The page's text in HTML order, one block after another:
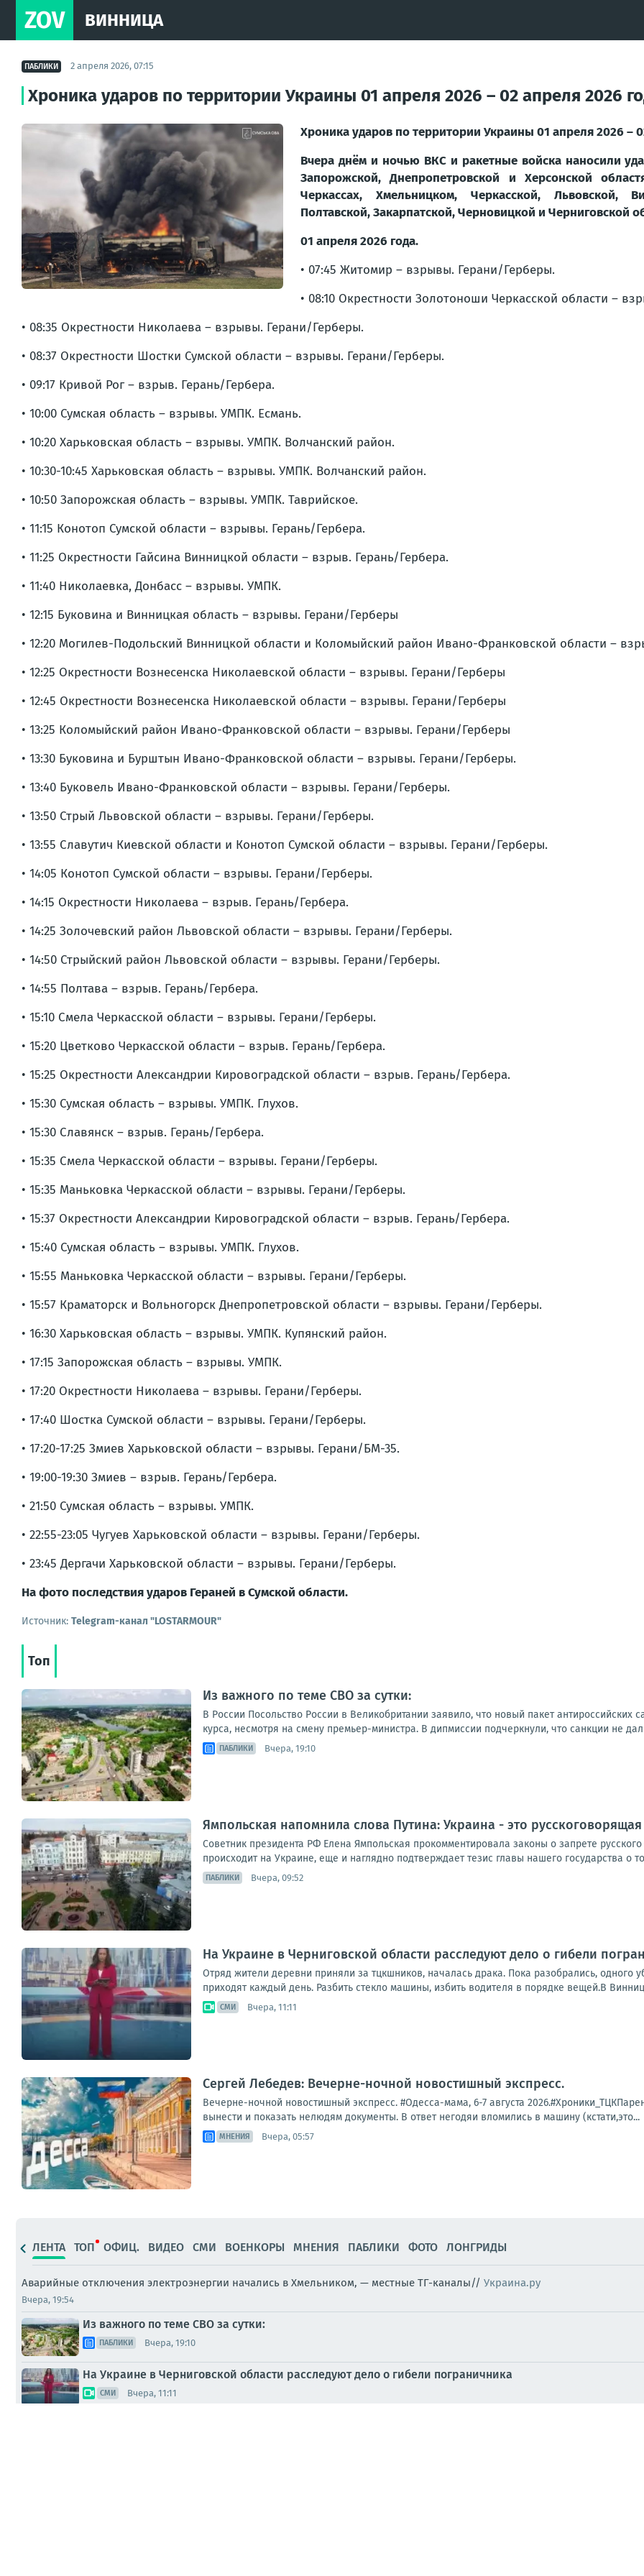
ZOV ВИННИЦА
ПАБЛИКИ 2 апреля 2026, 07:15
Хроника ударов по территории Украины 01 апреля 2026 – 02 апреля 2026
Хроника ударов по территории Украины 01 апреля 2026 –
Вчера днём и ночью ВКС и ракетные войска наносили
Запорожской, Днепропетровской и Херсонской
Черкассах, Хмельницком, Черкасской, Львовской,
Полтавской, Закарпатской, Черновицкой и Черниговской
01 апреля 2026 года.
• 07:45 Житомир – взрывы. Герани/Герберы.
• 08:10 Окрестности Золотоноши Черкасской области –
• 08:35 Окрестности Николаева – взрывы. Герани/Герберы.
• 08:37 Окрестности Шостки Сумской области – взрывы. Герани/Герберы.
• 09:17 Кривой Рог – взрыв. Герань/Гербера.
• 10:00 Сумская область – взрывы. УМПК. Есмань.
• 10:20 Харьковская область – взрывы. УМПК. Волчанский район.
• 10:30-10:45 Харьковская область – взрывы. УМПК. Волчанский район.
• 10:50 Запорожская область – взрывы. УМПК. Таврийское.
• 11:15 Конотоп Сумской области – взрывы. Герань/Гербера.
• 11:25 Окрестности Гайсина Винницкой области – взрыв. Герань/Гербера.
• 11:40 Николаевка, Донбасс – взрывы. УМПК.
• 12:15 Буковина и Винницкая область – взрывы. Герани/Герберы
• 12:20 Могилев-Подольский Винницкой области и Коломыйский район Ивано-Франковской области –
• 12:25 Окрестности Вознесенска Николаевской области – взрывы. Герани/Герберы
• 12:45 Окрестности Вознесенска Николаевской области – взрывы. Герани/Герберы
• 13:25 Коломыйский район Ивано-Франковской области – взрывы. Герани/Герберы
• 13:30 Буковина и Бурштын Ивано-Франковской области – взрывы. Герани/Герберы.
• 13:40 Буковель Ивано-Франковской области – взрывы. Герани/Герберы.
• 13:50 Стрый Львовской области – взрывы. Герани/Герберы.
• 13:55 Славутич Киевской области и Конотоп Сумской области – взрывы. Герани/Герберы.
• 14:05 Конотоп Сумской области – взрывы. Герани/Герберы.
• 14:15 Окрестности Николаева – взрыв. Герань/Гербера.
• 14:25 Золочевский район Львовской области – взрывы. Герани/Герберы.
• 14:50 Стрыйский район Львовской области – взрывы. Герани/Герберы.
• 14:55 Полтава – взрыв. Герань/Гербера.
• 15:10 Смела Черкасской области – взрывы. Герани/Герберы.
• 15:20 Цветково Черкасской области – взрыв. Герань/Гербера.
• 15:25 Окрестности Александрии Кировоградской области – взрыв. Герань/Гербера.
• 15:30 Сумская область – взрывы. УМПК. Глухов.
• 15:30 Славянск – взрыв. Герань/Гербера.
• 15:35 Смела Черкасской области – взрывы. Герани/Герберы.
• 15:35 Маньковка Черкасской области – взрывы. Герани/Герберы.
• 15:37 Окрестности Александрии Кировоградской области – взрыв. Герань/Гербера.
• 15:40 Сумская область – взрывы. УМПК. Глухов.
• 15:55 Маньковка Черкасской области – взрывы. Герани/Герберы.
• 15:57 Краматорск и Вольногорск Днепропетровской области – взрывы. Герани/Герберы.
• 16:30 Харьковская область – взрывы. УМПК. Купянский район.
• 17:15 Запорожская область – взрывы. УМПК.
• 17:20 Окрестности Николаева – взрывы. Герани/Герберы.
• 17:40 Шостка Сумской области – взрывы. Герани/Герберы.
• 17:20-17:25 Змиев Харьковской области – взрывы. Герани/БМ-35.
• 19:00-19:30 Змиев – взрыв. Герань/Гербера.
• 21:50 Сумская область – взрывы. УМПК.
• 22:55-23:05 Чугуев Харьковской области – взрывы. Герани/Герберы.
• 23:45 Дергачи Харьковской области – взрывы. Герани/Герберы.
На фото последствия ударов Гераней в Сумской области.
Источник: Telegram-канал "LOSTARMOUR"
Топ
Из важного по теме СВО за сутки:
В России Посольство России в Великобритании заявило, что новый пакет антироссийских
курса, несмотря на смену премьер-министра. В дипмиссии подчеркнули, что санкции не
ПАБЛИКИ Вчера, 19:10
Ямпольская напомнила слова Путина: Украина - это русскоговорящая
Советник президента РФ Елена Ямпольская прокомментировала законы о запрете
происходит на Украине, еще и наглядно подтверждает тезис главы нашего государства о
ПАБЛИКИ Вчера, 09:52
На Украине в Черниговской области расследуют дело о гибели
Отряд жители деревни приняли за тцкшников, началась драка. Пока разобрались,
приходят каждый день. Разбить стекло машины, избить водителя в порядке вещей.В
СМИ Вчера, 11:11
Сергей Лебедев: Вечерне-ночной новостишный экспресс.
Вечерне-ночной новостишный экспресс. #Одесса-мама, 6-7 августа
вынести и показать нелюдям документы. В ответ негодяи вломились в машину (кстати,это...
МНЕНИЯ Вчера, 05:57
ЛЕНТА ТОП ОФИЦ. ВИДЕО СМИ ВОЕНКОРЫ МНЕНИЯ ПАБЛИКИ ФОТО ЛОНГРИДЫ
Аварийные отключения электроэнергии начались в Хмельником, — местные ТГ-каналы// Украина.ру
Вчера, 19:54
Из важного по теме СВО за сутки:
ПАБЛИКИ Вчера, 19:10
На Украине в Черниговской области расследуют дело о гибели пограничника
СМИ Вчера, 11:11